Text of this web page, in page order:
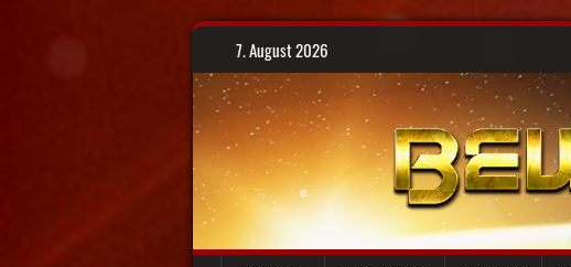
Skip
content
7. August 2026